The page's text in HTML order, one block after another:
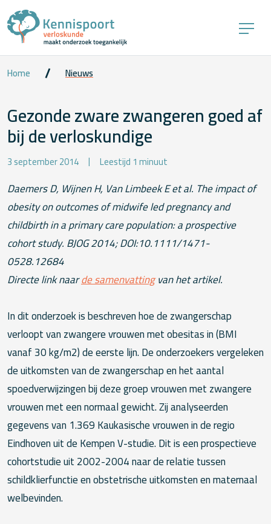
Home Nieuws
Gezonde zware zwangeren goed af
bij de verloskundige
3 september 2014 Leestijd 1 minuut
Daemers D, Wijnen H, Van Limbeek E et al. The impact of
obesity on outcomes of midwife led pregnancy and
childbirth in a primary care population: a prospective
cohort study.BJOG 2014; DOI:10.1111/1471-
0528.12684
Directe link naarde samenvattingvan het artikel.
In dit onderzoek is beschreven hoe de zwangerschap
verloopt van zwangere vrouwen met obesitas in (BMI
vanaf 30 kg/m2) de eerste lijn. De onderzoekers vergeleken
de uitkomsten van de zwangerschap en het aantal
spoedverwijzingen bij deze groep vrouwen met zwangere
vrouwen met een normaal gewicht. Zij analyseerden
gegevens van 1.369 Kaukasische vrouwen in de regio
Eindhoven uit de Kempen V-studie. Dit is een prospectieve
cohortstudie uit 2002-2004 naar de relatie tussen
schildklierfunctie en obstetrische uitkomsten en maternaal
welbevinden.